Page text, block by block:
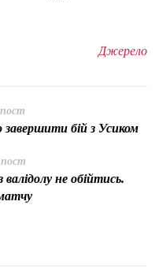
Джерело
завершити бій з Усиком
не обійтись.